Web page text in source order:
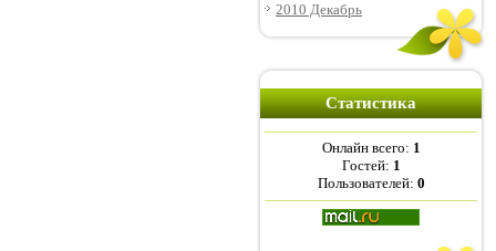
2010 Декабрь
Статистика
Онлайн всего: 1
Гостей: 1
Пользователей: 0